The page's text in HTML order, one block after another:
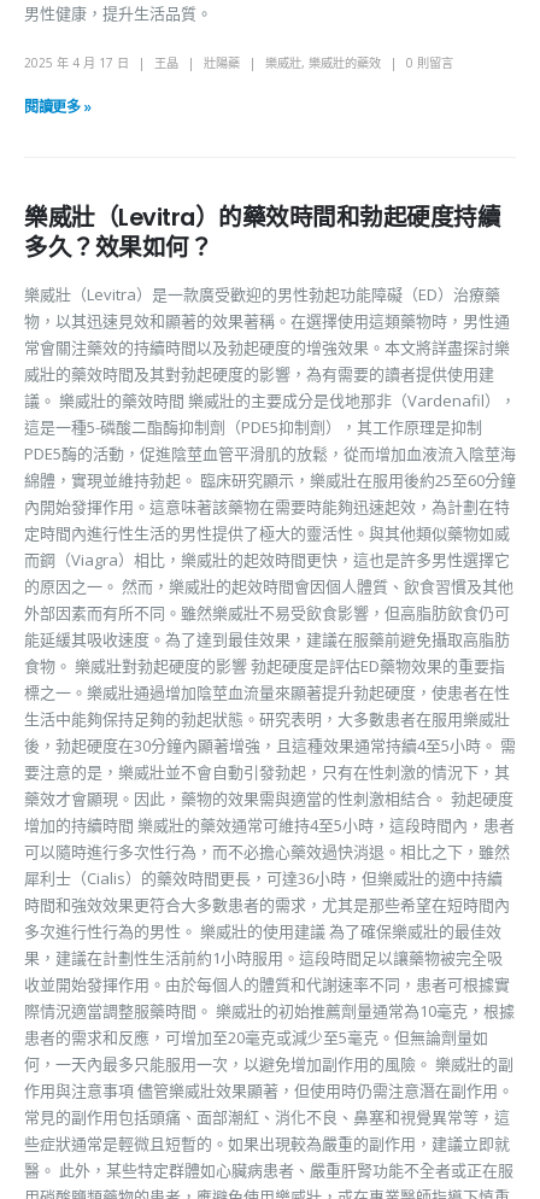
男性健康，提升生活品質。
2025 年 4 月 17 日 王晶 壯陽藥 樂威壯, 樂威壯的藥效 0 則留言
閱讀更多 »
樂威壯（Levitra）的藥效時間和勃起硬度持續
多久？效果如何？
樂威壯（Levitra）是一款廣受歡迎的男性勃起功能障礙（ED）治療藥
物，以其迅速見效和顯著的效果著稱。在選擇使用這類藥物時，男性通
常會關注藥效的持續時間以及勃起硬度的增強效果。本文將詳盡探討樂
威壯的藥效時間及其對勃起硬度的影響，為有需要的讀者提供使用建
議。 樂威壯的藥效時間 樂威壯的主要成分是伐地那非（Vardenafil），
這是一種5-磷酸二酯酶抑制劑（PDE5抑制劑），其工作原理是抑制
PDE5酶的活動，促進陰莖血管平滑肌的放鬆，從而增加血液流入陰莖海
綿體，實現並維持勃起。 臨床研究顯示，樂威壯在服用後約25至60分鐘
內開始發揮作用。這意味著該藥物在需要時能夠迅速起效，為計劃在特
定時間內進行性生活的男性提供了極大的靈活性。與其他類似藥物如威
而鋼（Viagra）相比，樂威壯的起效時間更快，這也是許多男性選擇它
的原因之一。 然而，樂威壯的起效時間會因個人體質、飲食習慣及其他
外部因素而有所不同。雖然樂威壯不易受飲食影響，但高脂肪飲食仍可
能延緩其吸收速度。為了達到最佳效果，建議在服藥前避免攝取高脂肪
食物。 樂威壯對勃起硬度的影響 勃起硬度是評估ED藥物效果的重要指
標之一。樂威壯通過增加陰莖血流量來顯著提升勃起硬度，使患者在性
生活中能夠保持足夠的勃起狀態。研究表明，大多數患者在服用樂威壯
後，勃起硬度在30分鐘內顯著增強，且這種效果通常持續4至5小時。 需
要注意的是，樂威壯並不會自動引發勃起，只有在性刺激的情況下，其
藥效才會顯現。因此，藥物的效果需與適當的性刺激相結合。 勃起硬度
增加的持續時間 樂威壯的藥效通常可維持4至5小時，這段時間內，患者
可以隨時進行多次性行為，而不必擔心藥效過快消退。相比之下，雖然
犀利士（Cialis）的藥效時間更長，可達36小時，但樂威壯的適中持續
時間和強效效果更符合大多數患者的需求，尤其是那些希望在短時間內
多次進行性行為的男性。 樂威壯的使用建議 為了確保樂威壯的最佳效
果，建議在計劃性生活前約1小時服用。這段時間足以讓藥物被完全吸
收並開始發揮作用。由於每個人的體質和代謝速率不同，患者可根據實
際情況適當調整服藥時間。 樂威壯的初始推薦劑量通常為10毫克，根據
患者的需求和反應，可增加至20毫克或減少至5毫克。但無論劑量如
何，一天內最多只能服用一次，以避免增加副作用的風險。 樂威壯的副
作用與注意事項 儘管樂威壯效果顯著，但使用時仍需注意潛在副作用。
常見的副作用包括頭痛、面部潮紅、消化不良、鼻塞和視覺異常等，這
些症狀通常是輕微且短暫的。如果出現較為嚴重的副作用，建議立即就
醫。 此外，某些特定群體如心臟病患者、嚴重肝腎功能不全者或正在服